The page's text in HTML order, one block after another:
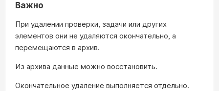
Важно
При удалении проверки, задачи или других
элементов они не удаляются окончательно, а
перемещаются в архив.
Из архива данные можно восстановить.
Окончательное удаление выполняется отдельно.